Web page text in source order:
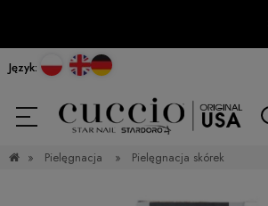
Język:
» Pielęgnacja » Pielęgnacja skórek